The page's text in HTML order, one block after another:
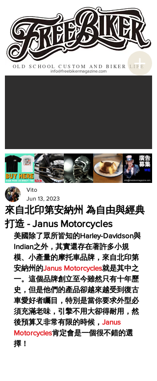
OLD SCHOOL CUSTOM AND BIKER LIFE
info@freebikermagazine.com
來自北印第安納州 為自由與經典
打造 - Janus Motorcycles
Vito
Jun 13, 2023
美國除了眾所皆知的Harley-Davidson與
Indian之外，其實還存在著許多小規
模、小產量的摩托車品牌，來自北印第
安納州的Janus Motorcycles就是其中之
一。這個品牌創立至今雖然只有十年歷
史，但是他們的產品卻越來越受到復古
車愛好者矚目，特別是當你要求外型必
須充滿老味，引擎不用大卻得耐用，然
後預算又非常有限的時候， Janus
Motorcycles肯定會是一個很不錯的選
擇！